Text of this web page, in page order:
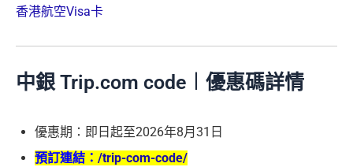
香港航空Visa卡
中銀 Trip.com code︱優惠碼詳情
優惠期：即日起至2026年8月31日
預訂連結： /trip-com-code/